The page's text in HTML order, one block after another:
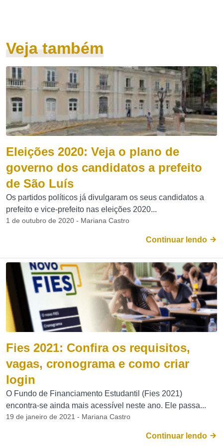
Veja também
Eleições 2020: Veja o plano de
governo dos candidatos a prefeito
de São Luís
Os partidos políticos já divulgaram os seus candidatos a
prefeito e vice-prefeito nas eleições 2020...
1 de outubro de 2020 - Mariana Castro
Continuar lendo
Fies 2021: Confira os requisitos,
vagas, cronograma e como criar
login
O Fundo de Financiamento Estudantil (Fies 2021)
encontra-se ainda mais acessível neste ano. Ele passa...
19 de janeiro de 2021 - Mariana Castro
Continuar lendo